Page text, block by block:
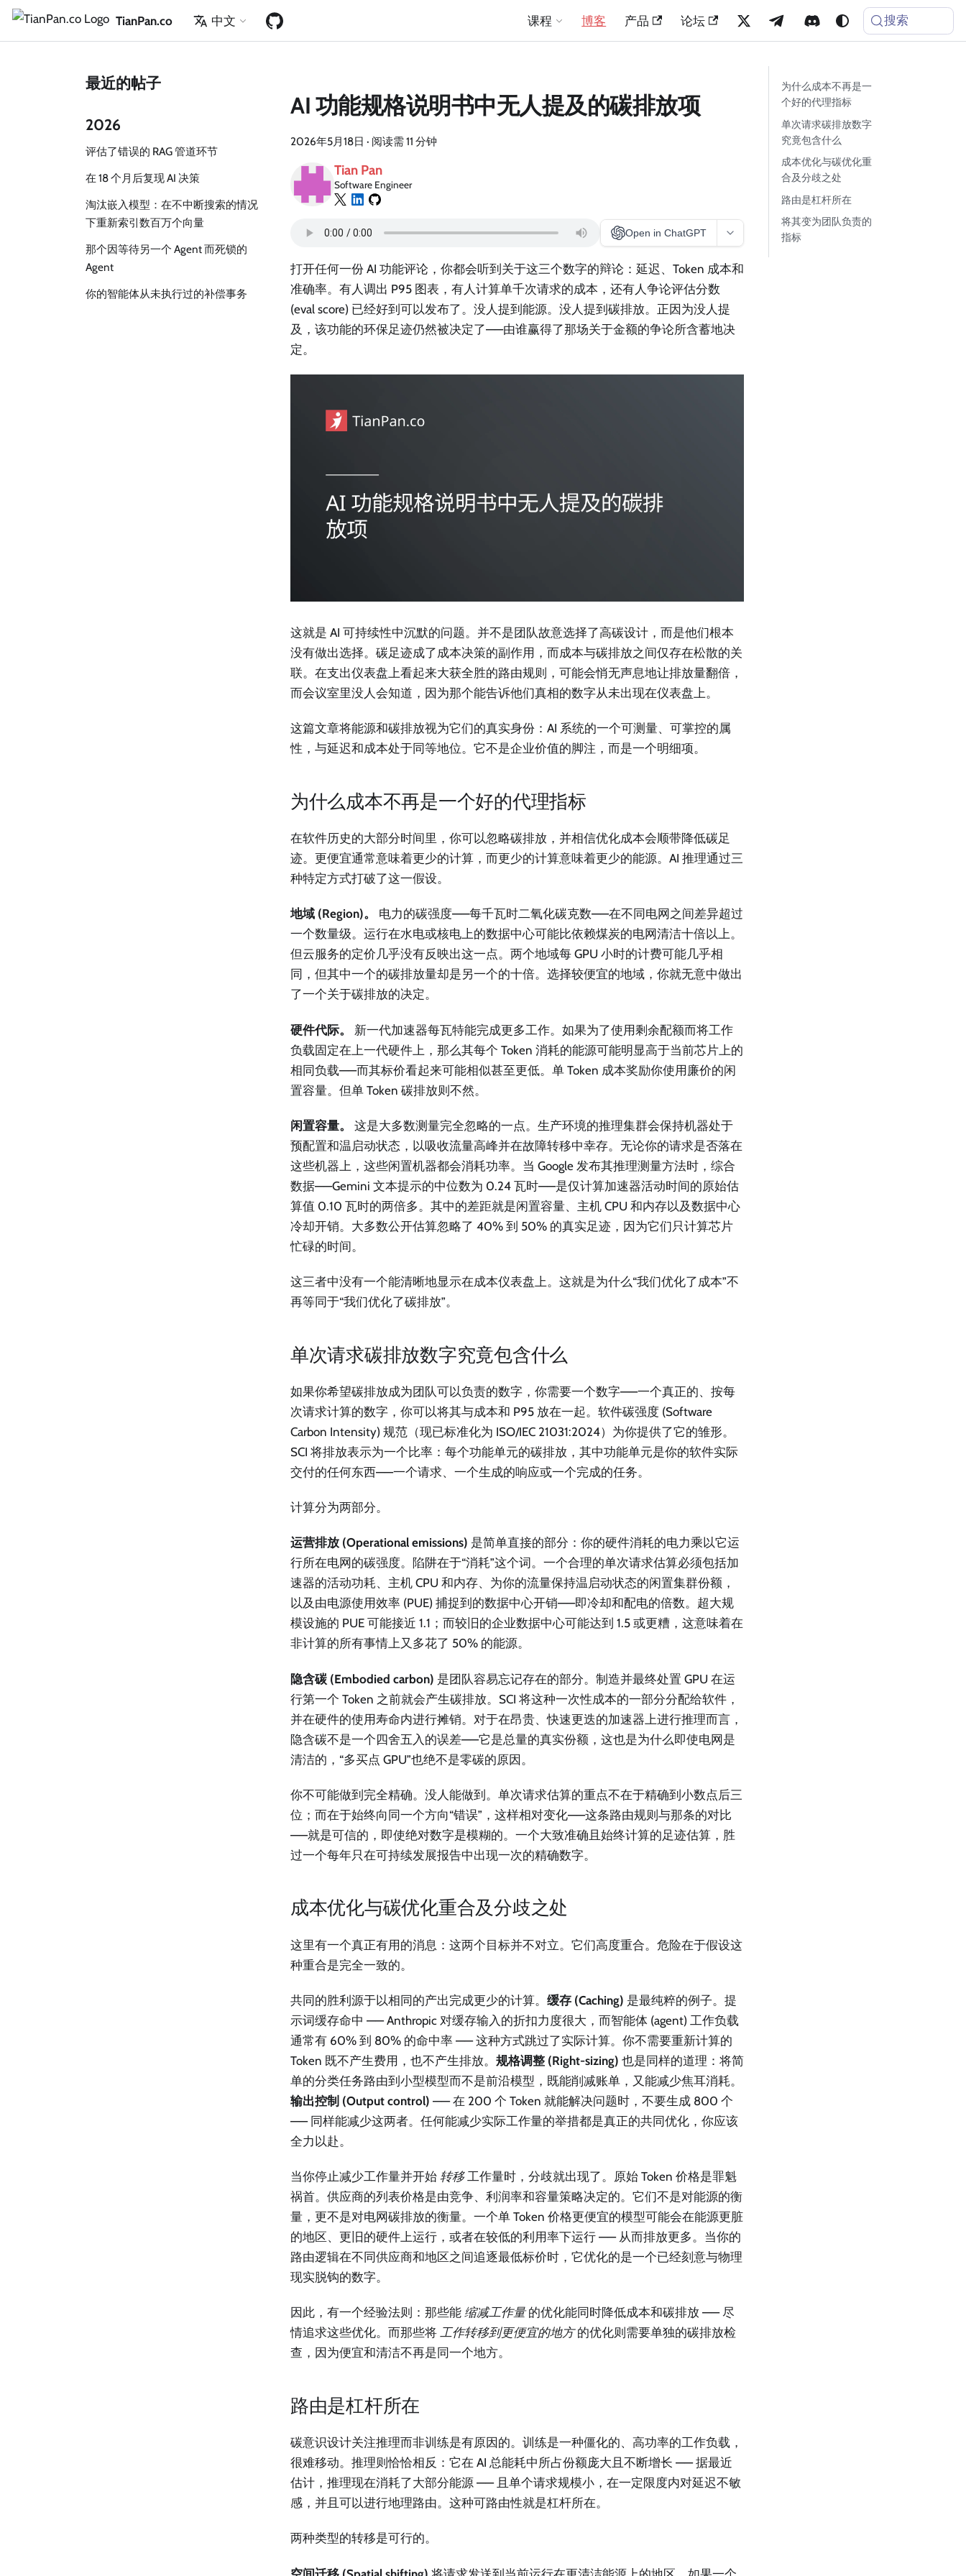
TianPan.co 中文 课程 博客 产品 论坛 搜索
最近的帖子
2026
评估了错误的 RAG 管道环节
在 18 个月后复现 AI 决策
淘汰嵌入模型：在不中断搜索的情况
下重新索引数百万个向量
那个因等待另一个 Agent 而死锁的
Agent
你的智能体从未执行过的补偿事务
AI 功能规格说明书中无人提及的碳排放项
2026年5月18日 · 阅读需 11 分钟
Tian Pan
Software Engineer
Open in ChatGPT
打开任何一份 AI 功能评论，你都会听到关于这三个数字的辩论：延迟、Token 成本和
准确率。有人调出 P95 图表，有人计算单千次请求的成本，还有人争论评估分数
(eval score) 已经好到可以发布了。没人提到能源。没人提到碳排放。正因为没人提
及，该功能的环保足迹仍然被决定了——由谁赢得了那场关于金额的争论所含蓄地决
定。
这就是 AI 可持续性中沉默的问题。并不是团队故意选择了高碳设计，而是他们根本
没有做出选择。碳足迹成了成本决策的副作用，而成本与碳排放之间仅存在松散的关
联。在支出仪表盘上看起来大获全胜的路由规则，可能会悄无声息地让排放量翻倍，
而会议室里没人会知道，因为那个能告诉他们真相的数字从未出现在仪表盘上。
这篇文章将能源和碳排放视为它们的真实身份：AI 系统的一个可测量、可掌控的属
性，与延迟和成本处于同等地位。它不是企业价值的脚注，而是一个明细项。
为什么成本不再是一个好的代理指标
在软件历史的大部分时间里，你可以忽略碳排放，并相信优化成本会顺带降低碳足
迹。更便宜通常意味着更少的计算，而更少的计算意味着更少的能源。AI 推理通过三
种特定方式打破了这一假设。
地域 (Region)。
电力的碳强度——每千瓦时二氧化碳克数——在不同电网之间差异超过
一个数量级。运行在水电或核电上的数据中心可能比依赖煤炭的电网清洁十倍以上。
但云服务的定价几乎没有反映出这一点。两个地域每 GPU 小时的计费可能几乎相
同，但其中一个的碳排放量却是另一个的十倍。选择较便宜的地域，你就无意中做出
了一个关于碳排放的决定。
硬件代际。
新一代加速器每瓦特能完成更多工作。如果为了使用剩余配额而将工作
负载固定在上一代硬件上，那么其每个 Token 消耗的能源可能明显高于当前芯片上的
相同负载——而其标价看起来可能相似甚至更低。单 Token 成本奖励你使用廉价的闲
置容量。但单 Token 碳排放则不然。
闲置容量。
这是大多数测量完全忽略的一点。生产环境的推理集群会保持机器处于
预配置和温启动状态，以吸收流量高峰并在故障转移中幸存。无论你的请求是否落在
这些机器上，这些闲置机器都会消耗功率。当 Google 发布其推理测量方法时，综合
数据——Gemini 文本提示的中位数为 0.24 瓦时——是仅计算加速器活动时间的原始估
算值 0.10 瓦时的两倍多。其中的差距就是闲置容量、主机 CPU 和内存以及数据中心
冷却开销。大多数公开估算忽略了 40% 到 50% 的真实足迹，因为它们只计算芯片
忙碌的时间。
这三者中没有一个能清晰地显示在成本仪表盘上。这就是为什么“我们优化了成本”不
再等同于“我们优化了碳排放”。
单次请求碳排放数字究竟包含什么
如果你希望碳排放成为团队可以负责的数字，你需要一个数字——一个真正的、按每
次请求计算的数字，你可以将其与成本和 P95 放在一起。软件碳强度 (Software
Carbon Intensity) 规范（现已标准化为 ISO/IEC 21031:2024）为你提供了它的雏形。
SCI 将排放表示为一个比率：每个功能单元的碳排放，其中功能单元是你的软件实际
交付的任何东西——一个请求、一个生成的响应或一个完成的任务。
计算分为两部分。
运营排放 (Operational emissions) 是简单直接的部分：你的硬件消耗的电力乘以它运
行所在电网的碳强度。陷阱在于“消耗”这个词。一个合理的单次请求估算必须包括加
速器的活动功耗、主机 CPU 和内存、为你的流量保持温启动状态的闲置集群份额，
以及由电源使用效率 (PUE) 捕捉到的数据中心开销——即冷却和配电的倍数。超大规
模设施的 PUE 可能接近 1.1；而较旧的企业数据中心可能达到 1.5 或更糟，这意味着在
非计算的所有事情上又多花了 50% 的能源。
隐含碳 (Embodied carbon) 是团队容易忘记存在的部分。制造并最终处置 GPU 在运
行第一个 Token 之前就会产生碳排放。SCI 将这种一次性成本的一部分分配给软件，
并在硬件的使用寿命内进行摊销。对于在昂贵、快速更迭的加速器上进行推理而言，
隐含碳不是一个四舍五入的误差——它是总量的真实份额，这也是为什么即使电网是
清洁的，“多买点 GPU”也绝不是零碳的原因。
你不可能做到完全精确。没人能做到。单次请求估算的重点不在于精确到小数点后三
位；而在于始终向同一个方向“错误”，这样相对变化——这条路由规则与那条的对比
——就是可信的，即使绝对数字是模糊的。一个大致准确且始终计算的足迹估算，胜
过一个每年只在可持续发展报告中出现一次的精确数字。
成本优化与碳优化重合及分歧之处
这里有一个真正有用的消息：这两个目标并不对立。它们高度重合。危险在于假设这
种重合是完全一致的。
共同的胜利源于以相同的产出完成更少的计算。 缓存 (Caching) 是最纯粹的例子。提
示词缓存命中 —— Anthropic 对缓存输入的折扣力度很大，而智能体 (agent) 工作负载
通常有 60% 到 80% 的命中率 —— 这种方式跳过了实际计算。你不需要重新计算的
Token 既不产生费用，也不产生排放。 规格调整 (Right-sizing) 也是同样的道理：将简
单的分类任务路由到小型模型而不是前沿模型，既能削减账单，又能减少焦耳消耗。
输出控制 (Output control) —— 在 200 个 Token 就能解决问题时，不要生成 800 个
—— 同样能减少这两者。任何能减少实际工作量的举措都是真正的共同优化，你应该
全力以赴。
当你停止减少工作量并开始 转移工作量时，分歧就出现了。原始 Token 价格是罪魁
祸首。供应商的列表价格是由竞争、利润率和容量策略决定的。它们不是对能源的衡
量，更不是对电网碳排放的衡量。一个单 Token 价格更便宜的模型可能会在能源更脏
的地区、更旧的硬件上运行，或者在较低的利用率下运行 —— 从而排放更多。当你的
路由逻辑在不同供应商和地区之间追逐最低标价时，它优化的是一个已经刻意与物理
现实脱钩的数字。
因此，有一个经验法则：那些能 缩减工作量的优化能同时降低成本和碳排放 —— 尽
情追求这些优化。而那些将 工作转移到更便宜的地方的优化则需要单独的碳排放检
查，因为便宜和清洁不再是同一个地方。
路由是杠杆所在
碳意识设计关注推理而非训练是有原因的。训练是一种僵化的、高功率的工作负载，
很难移动。推理则恰恰相反：它在 AI 总能耗中所占份额庞大且不断增长 —— 据最近
估计，推理现在消耗了大部分能源 —— 且单个请求规模小，在一定限度内对延迟不敏
感，并且可以进行地理路由。这种可路由性就是杠杆所在。
两种类型的转移是可行的。
为什么成本不再是一
个好的代理指标
单次请求碳排放数字
究竟包含什么
成本优化与碳优化重
合及分歧之处
路由是杠杆所在
将其变为团队负责的
指标